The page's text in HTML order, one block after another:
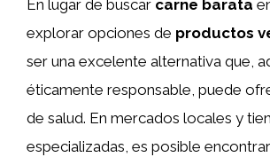
En lugar de buscar carne barata
explorar opciones de productos
ser una excelente alternativa que,
éticamente responsable, puede
de salud. En mercados locales y
especializadas, es posible